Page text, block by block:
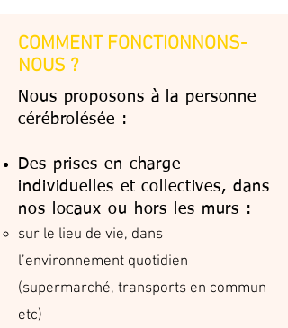
COMMENT FONCTIONNONS-
NOUS ?
Nous proposons à la personne
cérébrolésée :
Des prises en charge
individuelles et collectives, dans
nos locaux ou hors les murs :
sur le lieu de vie, dans
l’environnement quotidien
(supermarché, transports en commun
etc)